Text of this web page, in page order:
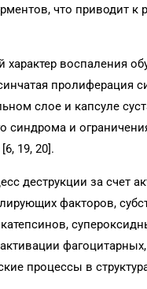
что приводит
воспаления
слое и капсуле
синдрома и
19, 20].
деструкции за счет
факторов,
процессы в